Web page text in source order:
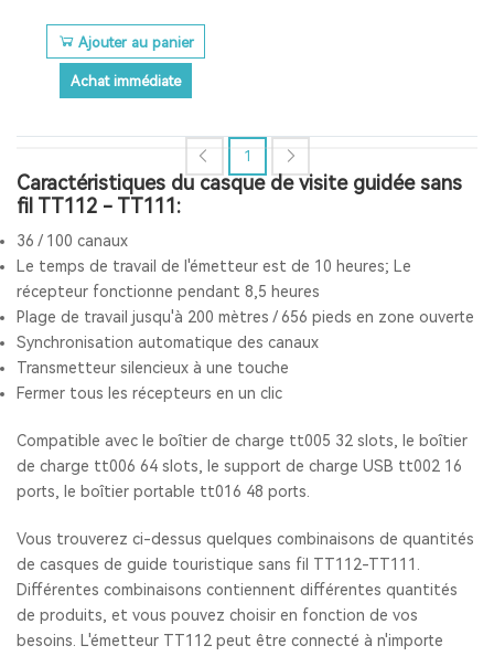
Ajouter au panier
Achat immédiate
1
Caractéristiques du casque de visite guidée sans
fil TT112 - TT111:
36 / 100 canaux
Le temps de travail de l'émetteur est de 10 heures; Le
récepteur fonctionne pendant 8,5 heures
Plage de travail jusqu'à 200 mètres / 656 pieds en zone ouverte
Synchronisation automatique des canaux
Transmetteur silencieux à une touche
Fermer tous les récepteurs en un clic
Compatible avec le boîtier de charge tt005 32 slots, le boîtier
de charge tt006 64 slots, le support de charge USB tt002 16
ports, le boîtier portable tt016 48 ports.
Vous trouverez ci-dessus quelques combinaisons de quantités
de casques de guide touristique sans fil TT112-TT111.
Différentes combinaisons contiennent différentes quantités
de produits, et vous pouvez choisir en fonction de vos
besoins. L'émetteur TT112 peut être connecté à n'importe